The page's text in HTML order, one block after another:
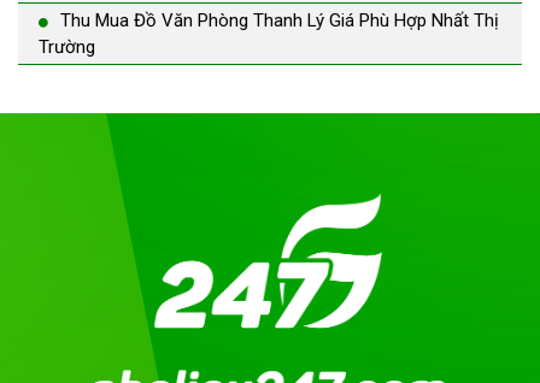
Thu Mua Đồ Văn Phòng Thanh Lý Giá Phù Hợp Nhất Thị
Trường